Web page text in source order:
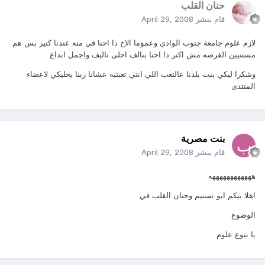
حنان القلب
قام بنشر April 29, 2008
لازم علوم جامعة جنوب الوادي وعموما الاخ دا احنا في منه عندنا كتير بس هم
مستنيين الفرصه مش اكتر دا احنا بنالف احلى تاليف واجمل ابداع
وشكرا ليكي بنت بلدنا عالتعب اللي انتي تعبتيه عشانا ربنا يخليكي لاعضاء
المنتدى
بنت مصرية
قام بنشر April 29, 2008
ههههههههههههه
اهلا بيكم ابو تسنيم وحنان القلب في
الوضوع
يا بتوع علوم